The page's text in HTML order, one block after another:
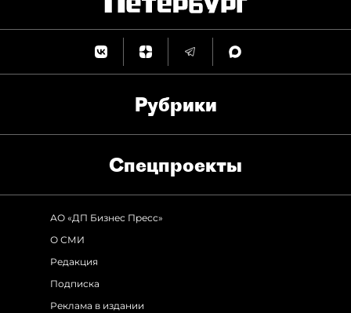
Рубрики
Спец­проекты
АО «ДП Бизнес Пресс»
О СМИ
Редакция
Подписка
Реклама в издании